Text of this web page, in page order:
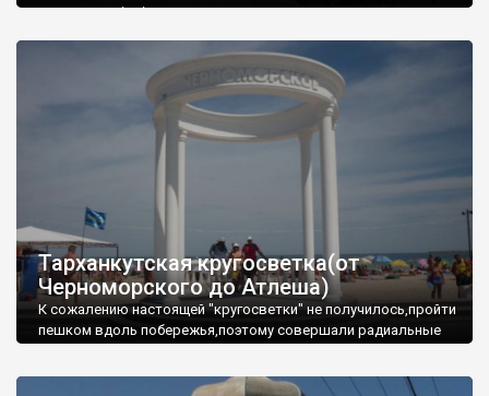
запрошую відвідати це
Тарханкутская кругосветка(от
Черноморского до Атлеша)
К сожалению настоящей "кругосветки" не получилось,пройти
пешком вдоль побережья,поэтому совершали радиальные